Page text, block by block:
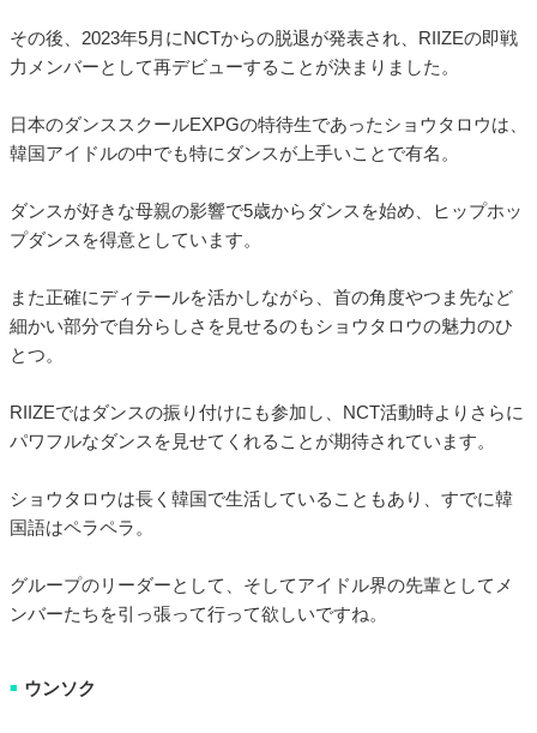
その後、2023年5月にNCTからの脱退が発表され、RIIZEの即戦
力メンバーとして再デビューすることが決まりました。
日本のダンススクールEXPGの特待生であったショウタロウは、
韓国アイドルの中でも特にダンスが上手いことで有名。
ダンスが好きな母親の影響で5歳からダンスを始め、ヒップホッ
プダンスを得意としています。
また正確にディテールを活かしながら、首の角度やつま先など
細かい部分で自分らしさを見せるのもショウタロウの魅力のひ
とつ。
RIIZEではダンスの振り付けにも参加し、NCT活動時よりさらに
パワフルなダンスを見せてくれることが期待されています。
ショウタロウは長く韓国で生活していることもあり、すでに韓
国語はペラペラ。
グループのリーダーとして、そしてアイドル界の先輩としてメ
ンバーたちを引っ張って行って欲しいですね。
■ ウンソク